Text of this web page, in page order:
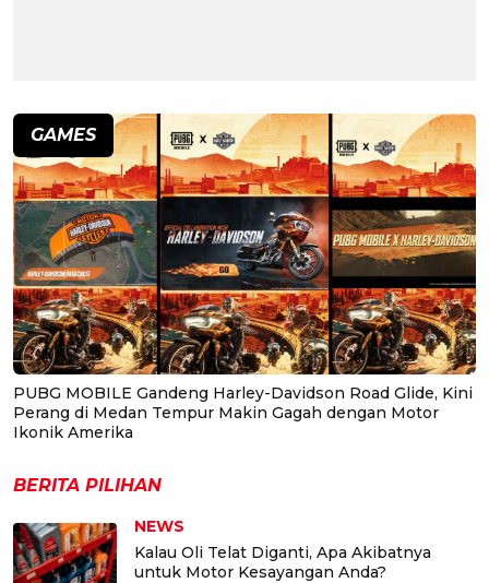
GAMES
PUBG MOBILE Gandeng Harley-Davidson Road Glide, Kini
Perang di Medan Tempur Makin Gagah dengan Motor
Ikonik Amerika
BERITA PILIHAN
NEWS
Kalau Oli Telat Diganti, Apa Akibatnya
untuk Motor Kesayangan Anda?